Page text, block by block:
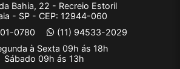
Bahia, 22 - Recreio Estoril
- SP - CEP: 12944-060
0780
(11) 94533-2029
à Sexta 09h ás 18h
Sábado 09h ás 13h